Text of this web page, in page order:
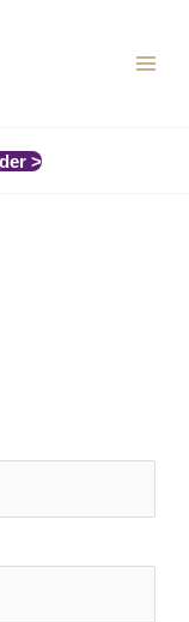
>